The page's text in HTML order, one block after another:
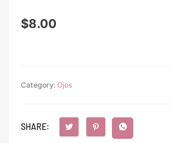
$8.00
Category: Ojos
SHARE: